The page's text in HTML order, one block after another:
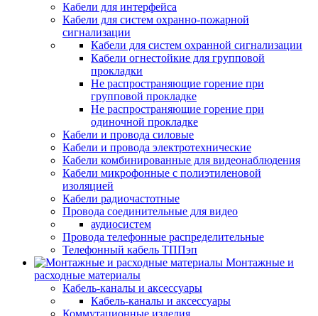
Кабели для интерфейса
Кабели для систем охранно-пожарной
сигнализации
Кабели для систем охранной сигнализации
Кабели огнестойкие для групповой
прокладки
Не распространяющие горение при
групповой прокладке
Не распространяющие горение при
одиночной прокладке
Кабели и провода силовые
Кабели и провода электротехнические
Кабели комбинированные для видеонаблюдения
Кабели микрофонные с полиэтиленовой
изоляцией
Кабели радиочастотные
Провода соединительные для видео
аудиосистем
Провода телефонные распределительные
Телефонный кабель ТППэп
Монтажные и
расходные материалы
Кабель-каналы и аксессуары
Кабель-каналы и аксессуары
Коммутационные изделия